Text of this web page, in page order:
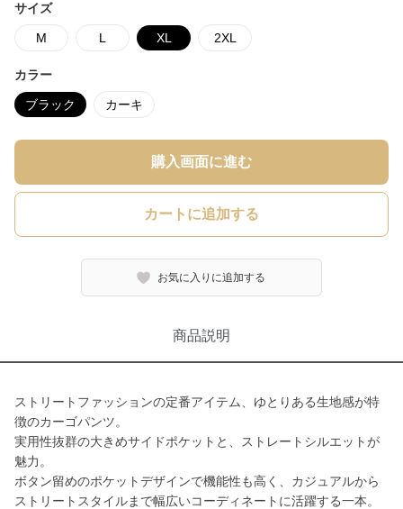
サイズ
M L XL 2XL
カラー
ブラック カーキ
購入画面に進む
カートに追加する
お気に入りに追加する
商品説明
ストリートファッションの定番アイテム、ゆとりある生地感が特
徴のカーゴパンツ。
実用性抜群の大きめサイドポケットと、ストレートシルエットが
魅力。
ボタン留めのポケットデザインで機能性も高く、カジュアルから
ストリートスタイルまで幅広いコーディネートに活躍する一本。